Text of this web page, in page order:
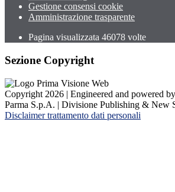
Gestione consensi cookie
Amministrazione trasparente
Pagina visualizzata 46078 volte
Sezione Copyright
Copyright 2026 | Engineered and powered
Parma S.p.A. | Divisione Publishing & New
Disclaimer trattamento dati personali